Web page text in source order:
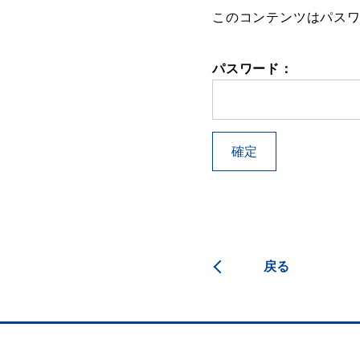
このコンテンツはパス
パスワード：
戻る